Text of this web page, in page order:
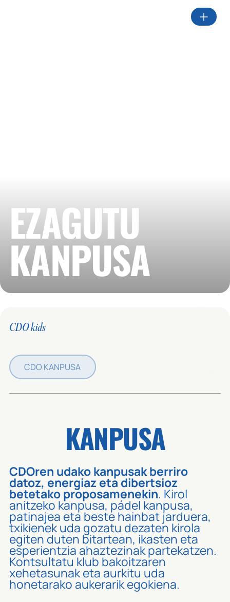
EZAGUTU
KANPUSA
CDO kids
CDO KANPUSA
KANPUSA
CDOren udako kanpusak berriro
datoz, energiaz eta dibertsioz
betetako proposamenekin. Kirol
anitzeko kanpusa, pádel kanpusa,
patinajea eta beste hainbat jarduera,
txikienek uda gozatu dezaten kirola
egiten duten bitartean, ikasten eta
esperientzia ahaztezinak partekatzen.
Kontsultatu klub bakoitzaren
xehetasunak eta aurkitu uda
honetarako aukerarik egokiena.